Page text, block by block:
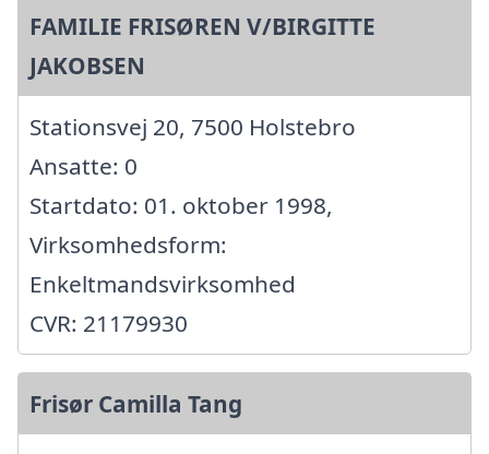
FAMILIE FRISØREN V/BIRGITTE
JAKOBSEN
Stationsvej 20, 7500 Holstebro
Ansatte: 0
Startdato: 01. oktober 1998,
Virksomhedsform:
Enkeltmandsvirksomhed
CVR: 21179930
Frisør Camilla Tang